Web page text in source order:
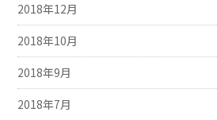
2018年12月
2018年10月
2018年9月
2018年7月